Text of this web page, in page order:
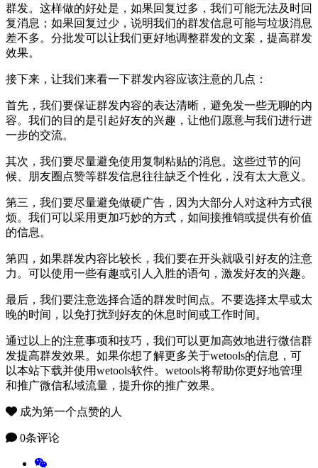
群发。这样做的好处是，如果回复过多，我们可能无法及时回
复消息；如果回复过少，说明我们的群发信息可能与垃圾消息
差不多。分批发可以让我们更好地调整群发的文案，提高群发
效果。
接下来，让我们来看一下群发内容应该注意的几点：
首先，我们要保证群发内容的表达清晰，避免发一些无聊的内
容。我们的目的是引起好友的兴趣，让他们愿意与我们进行进
一步的交流。
其次，我们要尽量避免使用复制粘贴的消息。这些过节的问
候、朋友圈点赞等群发信息往往缺乏个性化，没有太大意义。
第三，我们要尽量避免做硬广告，因为大部分人对这种方式很
烦。我们可以采用更加巧妙的方式，如间接推销或提供有价值
的信息。
第四，如果群发内容比较长，我们要在开头就吸引好友的注意
力。可以使用一些有趣或引人入胜的语句，激发好友的兴趣。
最后，我们要注意选择合适的群发时间点。不要选择太早或太
晚的时间，以免打扰到好友的休息时间或工作时间。
通过以上的注意事项和技巧，我们可以更加高效地进行微信群
发提高群发效果。如果你想了解更多关于wetools的信息，可
以本站下载并使用wetools软件。wetools将帮助你更好地管理
和推广微信私域流量，提升你的推广效果。
成为第一个点赞的人
0条评论